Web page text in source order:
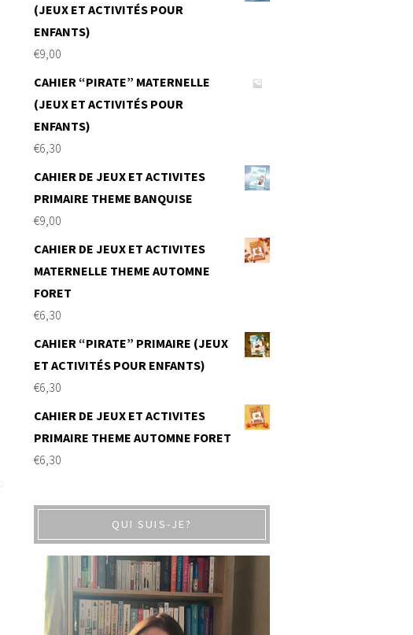
(JEUX ET ACTIVITÉS POUR
ENFANTS)
€9,00
CAHIER “PIRATE” MATERNELLE
(JEUX ET ACTIVITÉS POUR
ENFANTS)
€6,30
CAHIER DE JEUX ET ACTIVITES
PRIMAIRE THEME BANQUISE
€9,00
CAHIER DE JEUX ET ACTIVITES
MATERNELLE THEME AUTOMNE
FORET
€6,30
CAHIER “PIRATE” PRIMAIRE (JEUX
ET ACTIVITÉS POUR ENFANTS)
€6,30
CAHIER DE JEUX ET ACTIVITES
PRIMAIRE THEME AUTOMNE FORET
€6,30
QUI SUIS-JE?